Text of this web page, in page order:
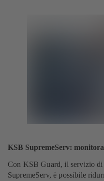
KSB SupremeServ:
Con KSB Guard, il servizio
SupremeServ, è possibile